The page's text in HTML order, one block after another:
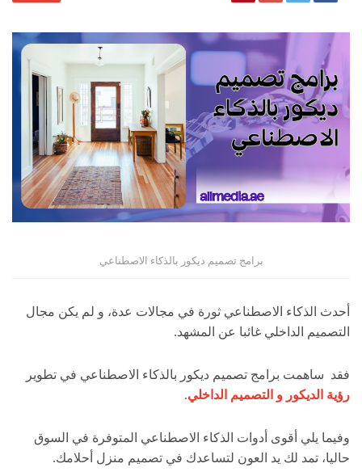
برامج تصميم ديكور بالذكاء الاصطناعي
أحدث الذكاء الاصطناعي ثورة في مجالات عدة، و لم يكن مجال
التصميم الداخلي غائبا عن المشهد.
فقد ساهمت برامج تصميم ديكور بالذكاء الاصطناعي في تطوير
رؤية الديكور و التصميم الداخلي.
وفيما يلي أقوى أدوات الذكاء الاصطناعي المتوفرة في السوق
حاليا، تمد لك يد العون لتساعدك في تصميم منزل أحلامك.